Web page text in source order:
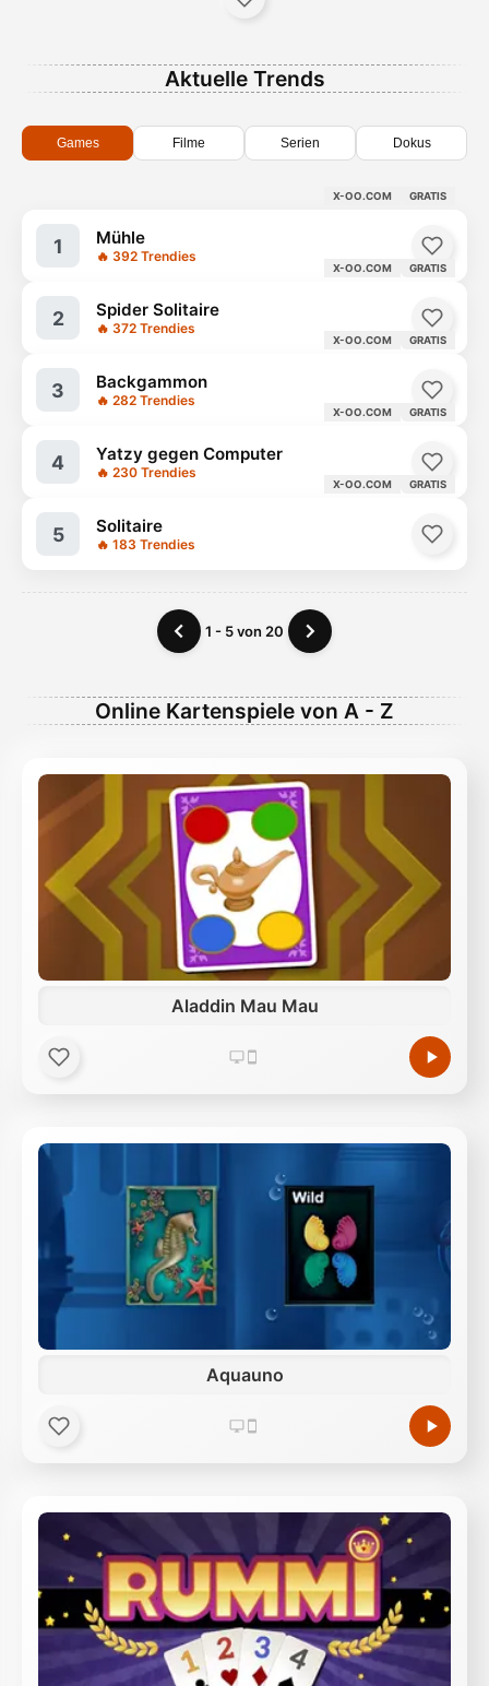
Aktuelle Trends
Games Filme Serien Dokus
X-OO.COM GRATIS
1 Mühle
🔥 392 Trendies
X-OO.COM GRATIS
2 Spider Solitaire
🔥 372 Trendies
X-OO.COM GRATIS
3 Backgammon
🔥 282 Trendies
X-OO.COM GRATIS
4 Yatzy gegen Computer
🔥 230 Trendies
X-OO.COM GRATIS
5 Solitaire
🔥 183 Trendies
1 - 5 von 20
Online Kartenspiele von A - Z
Aladdin Mau Mau
Aquauno